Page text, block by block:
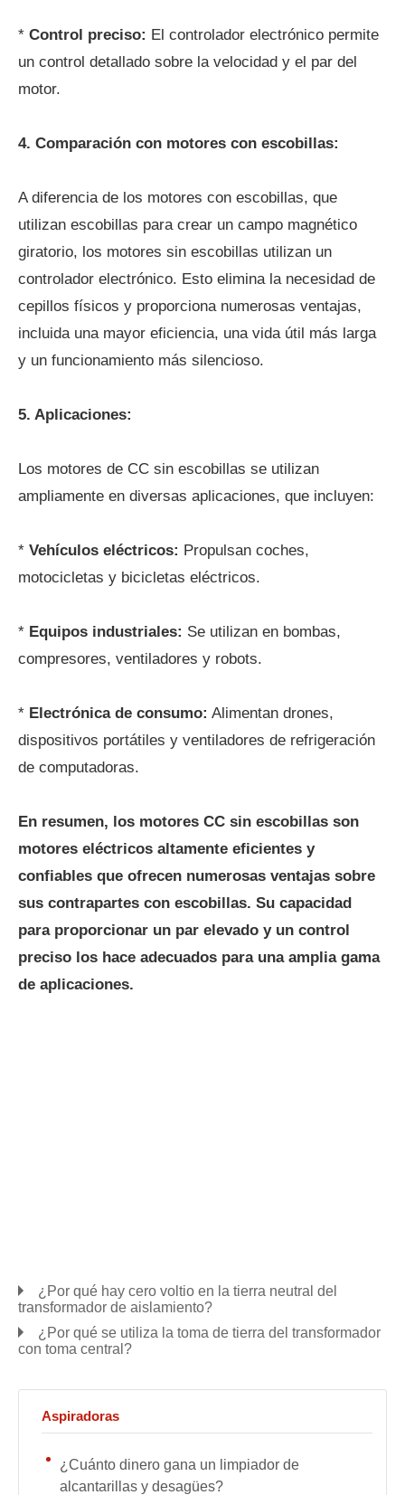
* Control preciso: El controlador electrónico permite
un control detallado sobre la velocidad y el par del
motor.
4. Comparación con motores con escobillas:
A diferencia de los motores con escobillas, que
utilizan escobillas para crear un campo magnético
giratorio, los motores sin escobillas utilizan un
controlador electrónico. Esto elimina la necesidad de
cepillos físicos y proporciona numerosas ventajas,
incluida una mayor eficiencia, una vida útil más larga
y un funcionamiento más silencioso.
5. Aplicaciones:
Los motores de CC sin escobillas se utilizan
ampliamente en diversas aplicaciones, que incluyen:
* Vehículos eléctricos: Propulsan coches,
motocicletas y bicicletas eléctricos.
* Equipos industriales: Se utilizan en bombas,
compresores, ventiladores y robots.
* Electrónica de consumo: Alimentan drones,
dispositivos portátiles y ventiladores de refrigeración
de computadoras.
En resumen, los motores CC sin escobillas son
motores eléctricos altamente eficientes y
confiables que ofrecen numerosas ventajas sobre
sus contrapartes con escobillas. Su capacidad
para proporcionar un par elevado y un control
preciso los hace adecuados para una amplia gama
de aplicaciones.
¿Por qué hay cero voltio en la tierra neutral del
transformador de aislamiento?
¿Por qué se utiliza la toma de tierra del transformador
con toma central?
Aspiradoras
¿Cuánto dinero gana un limpiador de
alcantarillas y desagües?